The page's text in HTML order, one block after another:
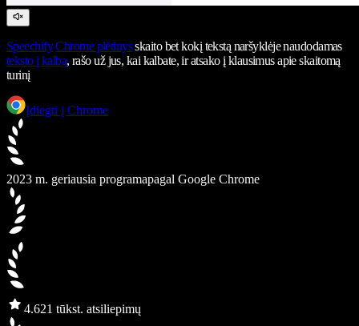
Speechify Chrome plėtinysskaito bet kokį tekstą naršyklėje naudodamas
teksto į kalbą, rašo už jus, kai kalbate, ir atsako į klausimus apie skaitomą
turinį
Įdiegti į Chrome
2023 m. geriausia programapagal Google Chrome
4.621 tūkst. atsiliepimų